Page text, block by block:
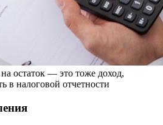
остаток — это тоже доход,
в налоговой отчетности